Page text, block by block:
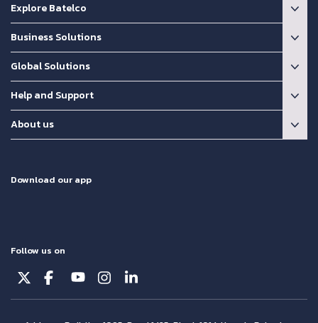
Explore Batelco
Business Solutions
Global Solutions
Help and Support
About us
Download our app
Follow us on